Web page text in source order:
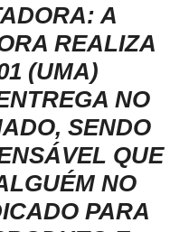
A
REALIZA
(UMA)
NO
SENDO
QUE
NO
PARA